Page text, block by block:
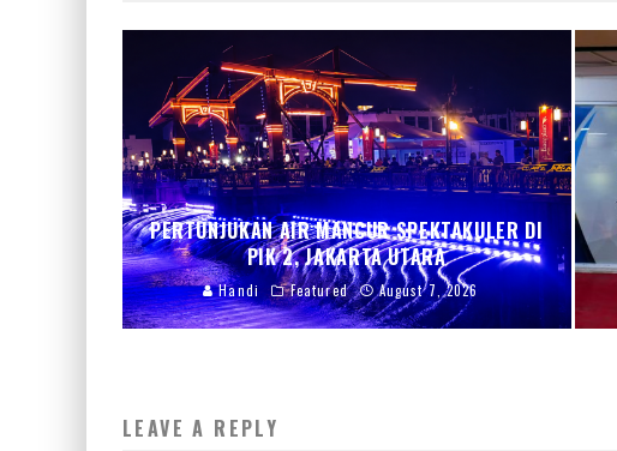
PERTUNJUKAN AIR MANCUR SPEKTAKULER DI
PIK 2, JAKARTA UTARA
Handi Featured August 7, 2026
LEAVE A REPLY